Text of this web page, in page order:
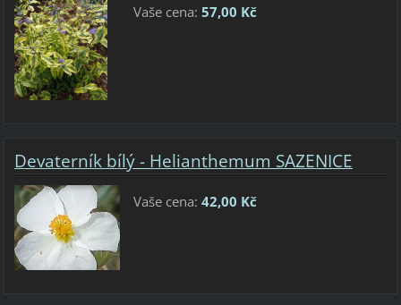
Vaše cena: 57,00 Kč
Devaterník bílý - Helianthemum SAZENICE
Vaše cena: 42,00 Kč